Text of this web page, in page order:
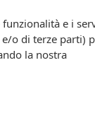
nostro sito è da
(o la
del medico,
Vista la difficoltà
e i
o di terze parti)
la nostra